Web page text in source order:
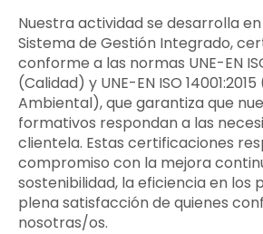
Nuestra actividad se desarrolla
Sistema de Gestión Integrado,
conforme a las normas UNE-EN
(Calidad) y UNE-EN ISO
Ambiental), que garantiza que
formativos respondan a las
clientela. Estas certificaciones
compromiso con la mejora
sostenibilidad, la eficiencia en los
plena satisfacción de quienes
nosotras/os.